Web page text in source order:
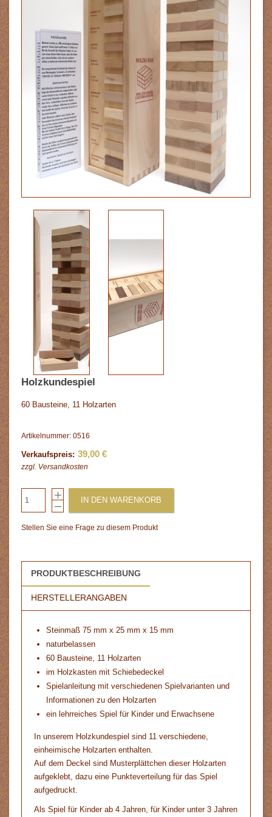
Holzkundespiel
60 Bausteine, 11 Holzarten
Artikelnummer: 0516
Verkaufspreis: 39,00 €
zzgl. Versandkosten
IN DEN WARENKORB
Stellen Sie eine Frage zu diesem Produkt
PRODUKTBESCHREIBUNG
HERSTELLERANGABEN
Steinmaß 75 mm x 25 mm x 15 mm
naturbelassen
60 Bausteine, 11 Holzarten
im Holzkasten mit Schiebedeckel
Spielanleitung mit verschiedenen Spielvarianten und
Informationen zu den Holzarten
ein lehrreiches Spiel für Kinder und Erwachsene
In unserem Holzkundespiel sind 11 verschiedene,
einheimische Holzarten enthalten.
Auf dem Deckel sind Musterplättchen dieser Holzarten
aufgeklebt, dazu eine Punkteverteilung für das Spiel
aufgedruckt.
Als Spiel für Kinder ab 4 Jahren, für Kinder unter 3 Jahren